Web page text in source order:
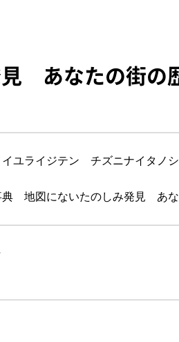
あなたの街の
イユライジテン チズニナイタ
典 地図にないたのしみ発見 あ